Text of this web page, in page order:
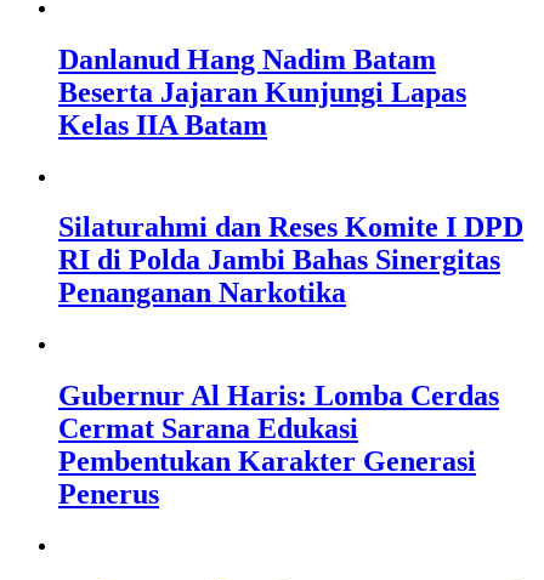
Danlanud Hang Nadim Batam
Beserta Jajaran Kunjungi Lapas
Kelas IIA Batam
Silaturahmi dan Reses Komite I DPD
RI di Polda Jambi Bahas Sinergitas
Penanganan Narkotika
Gubernur Al Haris: Lomba Cerdas
Cermat Sarana Edukasi
Pembentukan Karakter Generasi
Penerus